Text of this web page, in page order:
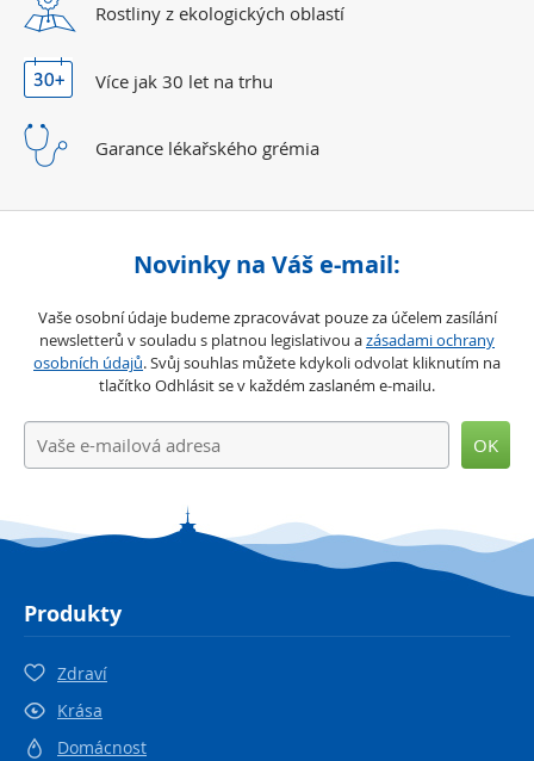
Rostliny z ekologických oblastí
Více jak 30 let na trhu
Garance lékařského grémia
Novinky na Váš e-mail:
Vaše osobní údaje budeme zpracovávat pouze za účelem zasílání
newsletterů v souladu s platnou legislativou azásadami ochrany
osobních údajů. Svůj souhlas můžete kdykoli odvolat kliknutím na
tlačítko Odhlásit se v každém zaslaném e-mailu.
OK
Produkty
Zdraví
Krása
Domácnost